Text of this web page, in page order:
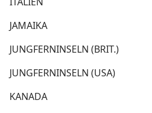
JAMAIKA
JUNGFERNINSELN (BRIT.)
JUNGFERNINSELN (USA)
KANADA